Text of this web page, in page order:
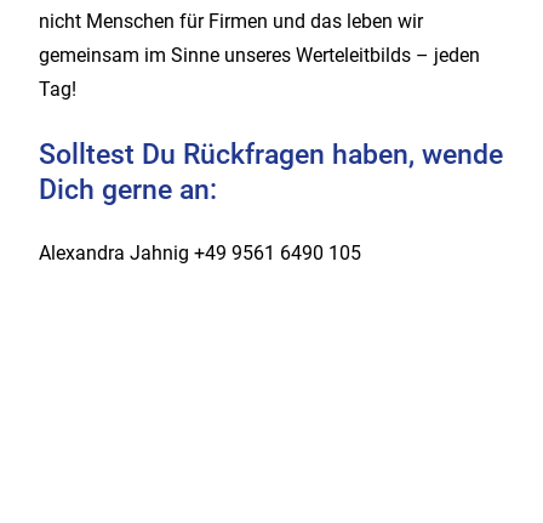
nicht Menschen für Firmen und das leben wir
gemeinsam im Sinne unseres Werteleitbilds – jeden
Tag!
Solltest Du Rückfragen haben, wende
Dich gerne an:
Alexandra Jahnig +49 9561 6490 105